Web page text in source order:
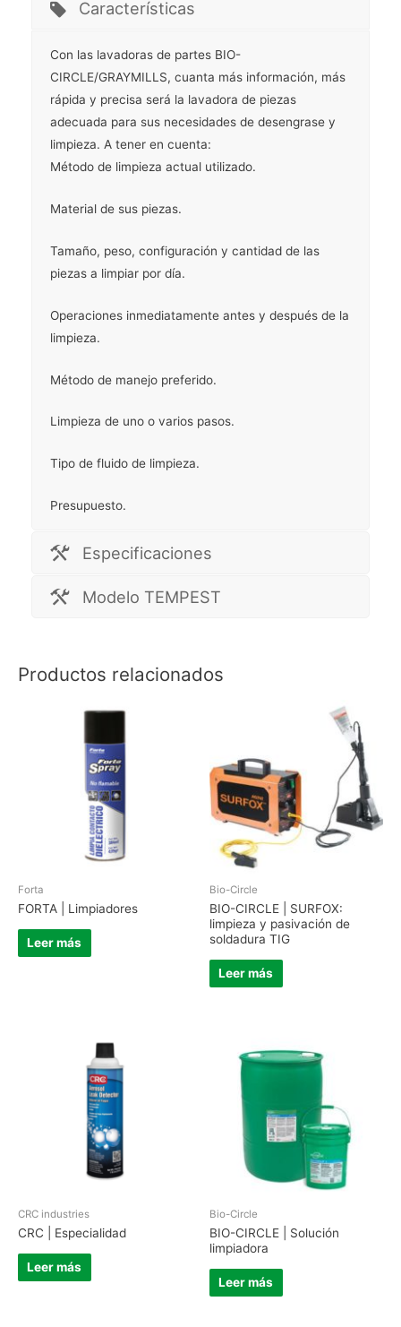
Características
Con las lavadoras de partes BIO-
CIRCLE/GRAYMILLS, cuanta más información, más
rápida y precisa será la lavadora de piezas
adecuada para sus necesidades de desengrase y
limpieza. A tener en cuenta:
Método de limpieza actual utilizado.
Material de sus piezas.
Tamaño, peso, configuración y cantidad de las
piezas a limpiar por día.
Operaciones inmediatamente antes y después de la
limpieza.
Método de manejo preferido.
Limpieza de uno o varios pasos.
Tipo de fluido de limpieza.
Presupuesto.
Especificaciones
Modelo TEMPEST
Productos relacionados
Forta
FORTA | Limpiadores
Leer más
Bio-Circle
BIO-CIRCLE | SURFOX:
limpieza y pasivación de
soldadura TIG
Leer más
CRC industries
CRC | Especialidad
Leer más
Bio-Circle
BIO-CIRCLE | Solución
limpiadora
Leer más